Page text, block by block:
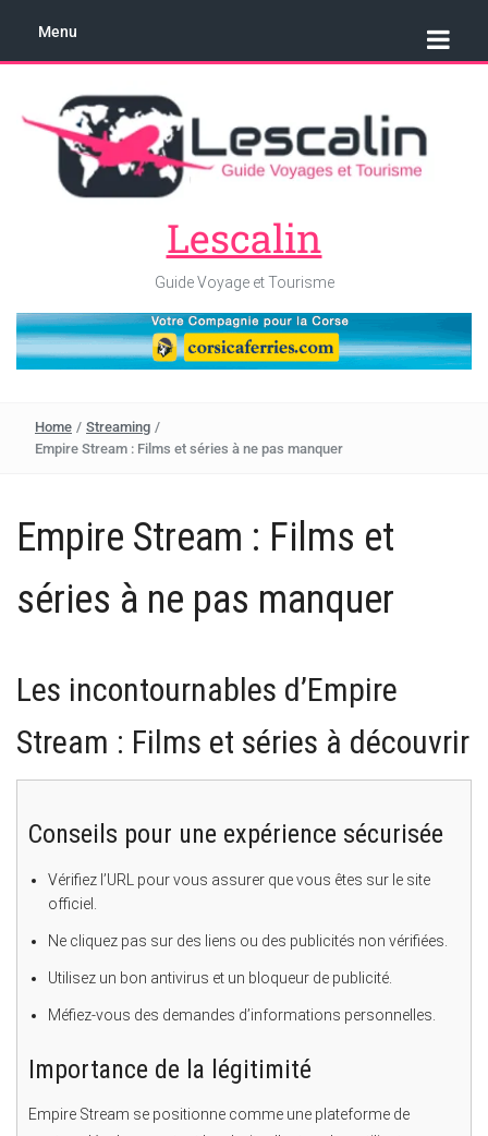
Menu
Lescalin
Guide Voyage et Tourisme
Home / Streaming /
Empire Stream : Films et séries à ne pas manquer
Empire Stream : Films et
séries à ne pas manquer
Les incontournables d’Empire
Stream : Films et séries à découvrir
Conseils pour une expérience sécurisée
Vérifiez l’URL pour vous assurer que vous êtes sur le site
officiel.
Ne cliquez pas sur des liens ou des publicités non vérifiées.
Utilisez un bon antivirus et un bloqueur de publicité.
Méfiez-vous des demandes d’informations personnelles.
Importance de la légitimité
Empire Stream se positionne comme une plateforme de